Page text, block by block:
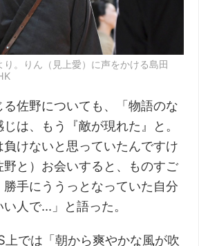
り。りん（見上愛）に声をかける島田
佐野についても、「物語のな
は、もう『敵が現れた』と。
けないと思っていたんですけ
野と）お会いすると、ものすご
勝手にううっとなっていた自分
人で…」と語った。
上では「朝から爽やかな風が吹